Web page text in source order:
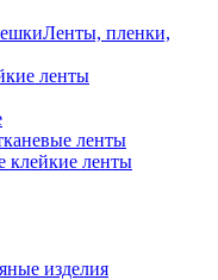
Ленты, пленки,
ленты
ленты
клейкие ленты
изделия